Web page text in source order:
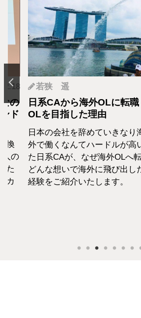
の
ド
換
人の
た
カ
若狭 遥
日系CAから海外OLに転
OLを目指した理由
日本の会社を辞めていきなり
外で働くなんてハードルが高
た日系CAが、なぜ海外OLへ
どんな想いで海外に飛び出し
経験をご紹介いたします。